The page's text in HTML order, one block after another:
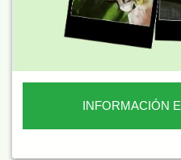
INFORMACIÓN